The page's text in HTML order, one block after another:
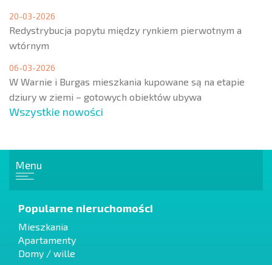
20-03-2026
Redystrybucja popytu między rynkiem pierwotnym a
wtórnym
06-03-2026
W Warnie i Burgas mieszkania kupowane są na etapie
dziury w ziemi – gotowych obiektów ubywa
Wszystkie nowości
Menu
Popularne nieruchomości
Mieszkania
Apartamenty
Domy / wille